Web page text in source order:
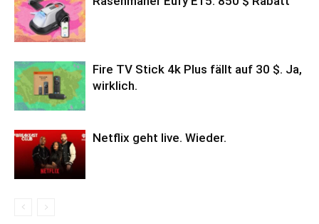
Fire TV Stick 4k Plus fällt auf 30 $. Ja,
wirklich.
Netflix geht live. Wieder.